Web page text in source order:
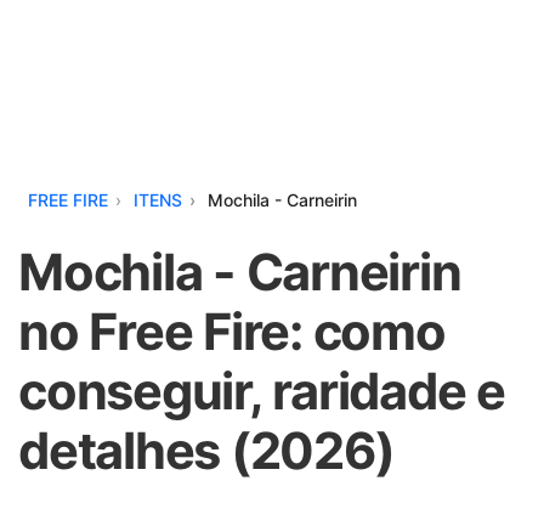
FREE FIRE ITENS Mochila - Carneirin
Mochila - Carneirin
no Free Fire: como
conseguir, raridade e
detalhes (2026)